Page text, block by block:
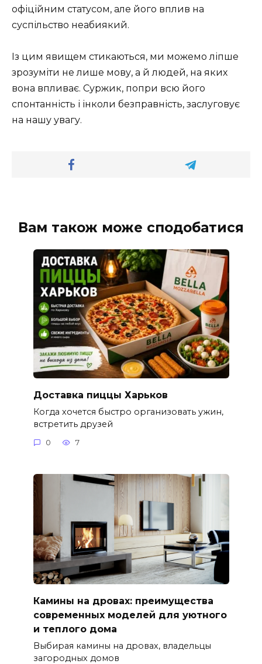
офіційним статусом, але його вплив на
суспільство неабиякий.
Із цим явищем стикаються, ми можемо ліпше
зрозуміти не лише мову, а й людей, на яких
вона впливає. Суржик, попри всю його
спонтанність і інколи безправність, заслуговує
на нашу увагу.
Вам також може сподобатися
Доставка пиццы Харьков
Когда хочется быстро организовать ужин,
встретить друзей
0 7
Камины на дровах: преимущества
современных моделей для уютного
и теплого дома
Выбирая камины на дровах, владельцы
загородных домов